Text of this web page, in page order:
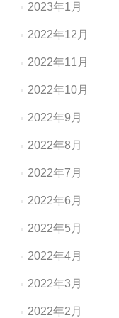
2023年1月
2022年12月
2022年11月
2022年10月
2022年9月
2022年8月
2022年7月
2022年6月
2022年5月
2022年4月
2022年3月
2022年2月